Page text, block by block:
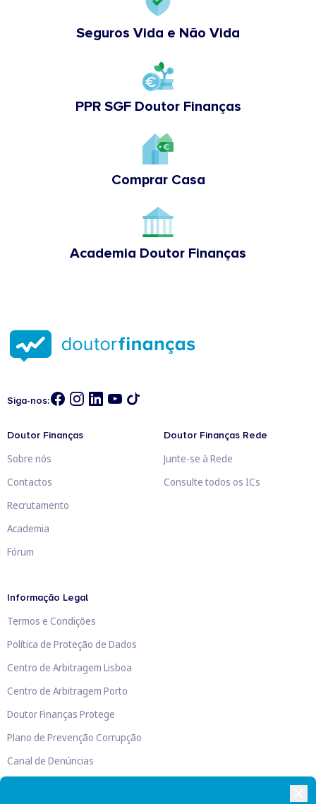
Seguros Vida e Não Vida
PPR SGF Doutor Finanças
Comprar Casa
Academia Doutor Finanças
Siga-nos:
Doutor Finanças
Sobre nós
Contactos
Recrutamento
Academia
Fórum
Doutor Finanças Rede
Junte-se à Rede
Consulte todos os ICs
Informação Legal
Termos e Condições
Política de Proteção de Dados
Centro de Arbitragem Lisboa
Centro de Arbitragem Porto
Doutor Finanças Protege
Plano de Prevenção Corrupção
Canal de Denúncias